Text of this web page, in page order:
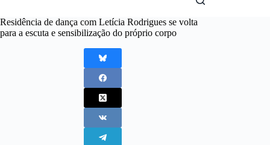
Residência de dança com Letícia Rodrigues se volta
para a escuta e sensibilização do próprio corpo